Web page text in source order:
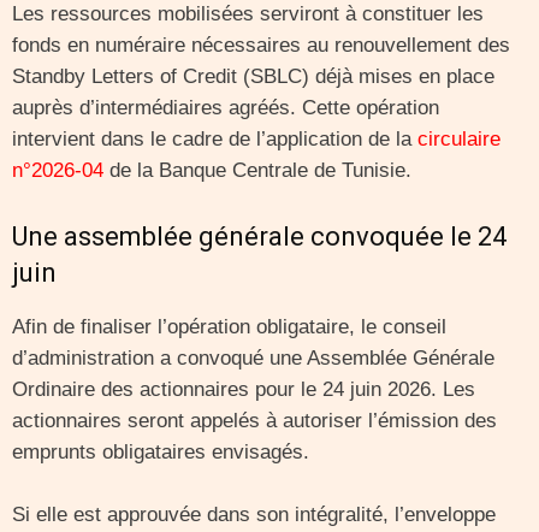
Les ressources mobilisées serviront à constituer les
fonds en numéraire nécessaires au renouvellement des
Standby Letters of Credit (SBLC) déjà mises en place
auprès d’intermédiaires agréés. Cette opération
intervient dans le cadre de l’application de la circulaire
n°2026-04 de la Banque Centrale de Tunisie.
Une assemblée générale convoquée le 24
juin
Afin de finaliser l’opération obligataire, le conseil
d’administration a convoqué une Assemblée Générale
Ordinaire des actionnaires pour le 24 juin 2026. Les
actionnaires seront appelés à autoriser l’émission des
emprunts obligataires envisagés.
Si elle est approuvée dans son intégralité, l’enveloppe